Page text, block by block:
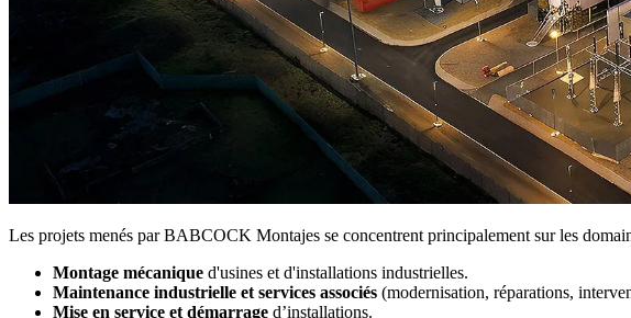
Les projets menés par BABCOCK Montajes se concentrent principalement sur les
Montage mécanique d'usines et d'installations industrielles.
Maintenance industrielle et services associés (modernisation, réparations,
Mise en service et démarrage d’installations.